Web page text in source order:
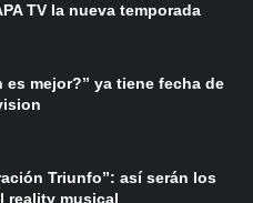
TV la nueva temporada
es mejor?” ya tiene fecha de
Triunfo”: así serán los
reality musical